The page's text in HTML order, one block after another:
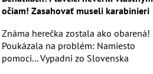
očiam! Zasahovať museli karabinieri
Známa herečka zostala ako obarená!
Poukázala na problém: Namiesto
pomoci... Vypadni zo Slovenska